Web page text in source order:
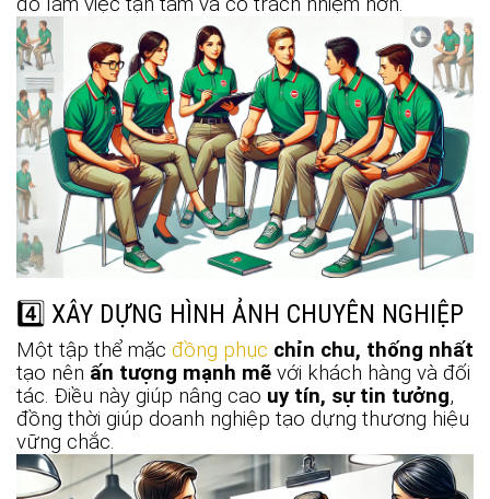
4️⃣ XÂY DỰNG HÌNH ẢNH CHUYÊN NGHIỆP
Một tập thể mặc đồng phục chỉn chu, thống nhất
tạo nên ấn tượng mạnh mẽ với khách hàng và đối
tác. Điều này giúp nâng cao uy tín, sự tin tưởng,
đồng thời giúp doanh nghiệp tạo dựng thương hiệu
vững chắc.